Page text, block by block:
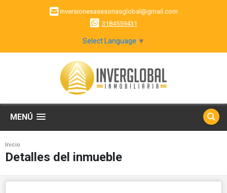
inversionesasesoriasglobal@gmail.com
3184559431
Select Language ▼
MENÚ
Inicio
Detalles del inmueble